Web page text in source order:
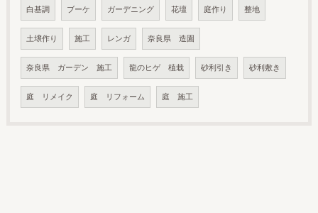
白基調 ブーケ ガーデニング 花壇 庭作り 整地
土壌作り 施工 レンガ 奈良県 造園
奈良県 ガーデン 施工 龍のヒゲ 植栽 砂利引き 砂利敷き
庭 リメイク 庭 リフォーム 庭 施工